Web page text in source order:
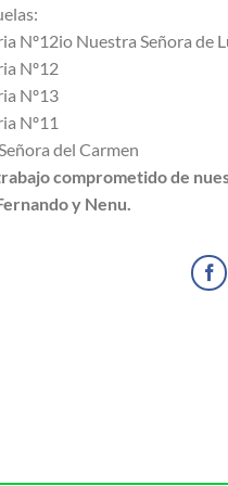
Nº12io Nuestra Señora de
Nº12
Nº13
Nº11
del Carmen
comprometido de
y Nenu.